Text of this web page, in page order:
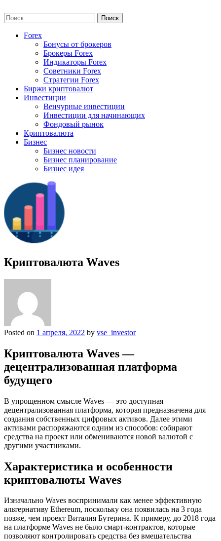
to
content
Найти:
Forex
Бонусы от брокеров
Брокеры Forex
Индикаторы Forex
Советники Forex
Стратегии Forex
Биржи криптовалют
Инвестиции
Венчурные инвестиции
Инвестиции для начинающих
Фондовый рынок
Криптовалюта
Бизнес
Бизнес новости
Бизнес планирование
Бизнес идея
Криптовалюта Waves
Posted on 1 апреля, 2022 by vse_investor
Криптовалюта Waves —
децентрализованная платформа
будущего
В упрощенном смысле Waves — это доступная
децентрализованная платформа, которая предназначена для
создания собственных цифровых активов. Далее этими
активами распоряжаются одним из способов: собирают
средства на проект или обмениваются новой валютой с
другими участниками.
Характеристика и особенности
криптовалюты Waves
Изначально Waves воспринимали как менее эффективную
альтернативу Ethereum, поскольку она появилась на 3 года
позже, чем проект Виталия Бутерина. К примеру, до 2018 года
на платформе Waves не было смарт-контрактов, которые
позволяют контролировать средства без вмешательства